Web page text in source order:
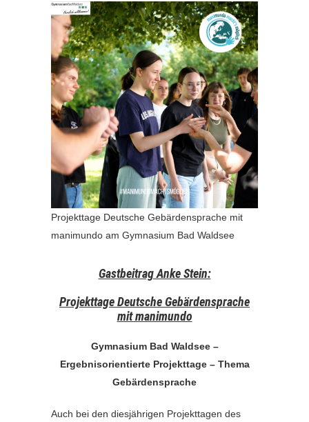
Projekttage Deutsche Gebärdensprache mit
manimundo am Gymnasium Bad Waldsee
Gastbeitrag Anke Stein:
Projekttage Deutsche Gebärdensprache
mit manimundo
Gymnasium Bad Waldsee –
Ergebnisorientierte Projekttage – Thema
Gebärdensprache
Auch bei den diesjährigen Projekttagen des